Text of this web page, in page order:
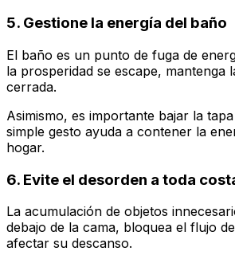
5. Gestione la energía del baño
El baño es un punto de fuga de
la prosperidad se escape, mantenga
cerrada.
Asimismo, es importante bajar la
simple gesto ayuda a contener la
hogar.
6. Evite el desorden a toda
La acumulación de objetos
debajo de la cama, bloquea el flujo
afectar su descanso.